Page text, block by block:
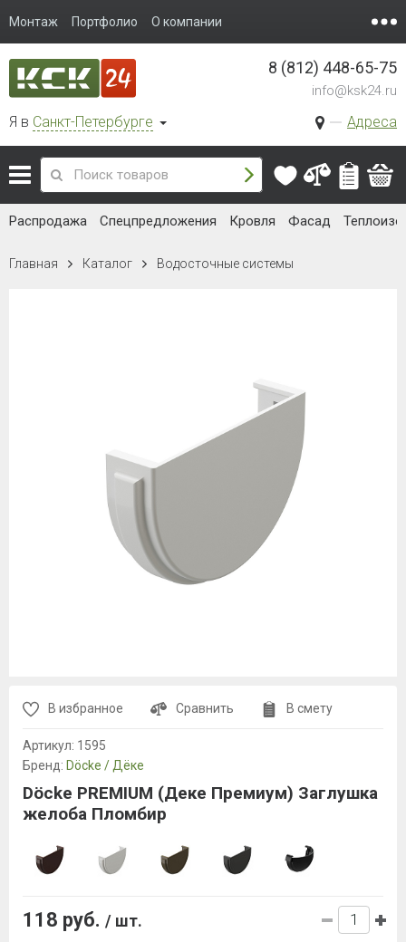
Монтаж Портфолио О компании
Я в Санкт-Петербурге Адреса
8 (812) 448-65-75
info@ksk24.ru
Распродажа Спецпредложения Кровля Фасад
Главная Каталог Водосточные системы
В избранное Сравнить В смету
Артикул: 1595
Бренд: Döcke / Дёке
Döcke PREMIUM (Деке Премиум) Заглушка
желоба Пломбир
118 руб. / шт.